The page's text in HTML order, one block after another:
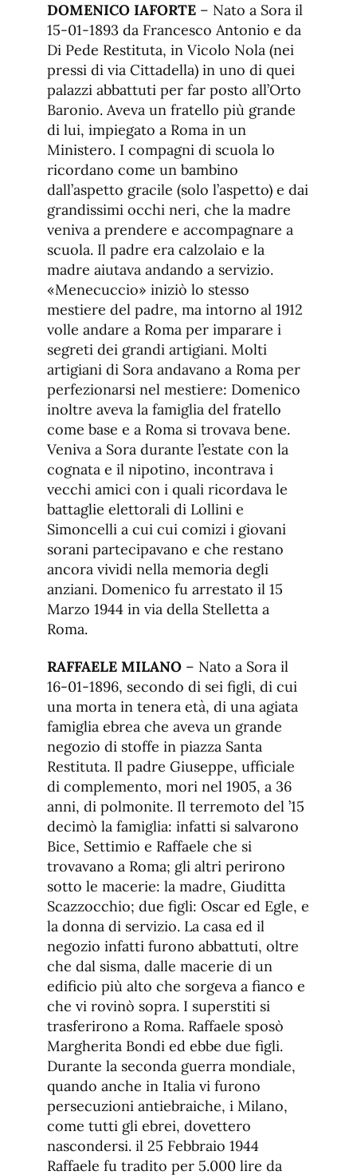
DOMENICO IAFORTE – Nato a Sora il
15-01-1893 da Francesco Antonio e da
Di Pede Restituta, in Vicolo Nola (nei
pressi di via Cittadella) in uno di quei
palazzi abbattuti per far posto all’Orto
Baronio. Aveva un fratello più grande
di lui, impiegato a Roma in un
Ministero. I compagni di scuola lo
ricordano come un bambino
dall’aspetto gracile (solo l’aspetto) e dai
grandissimi occhi neri, che la madre
veniva a prendere e accompagnare a
scuola. Il padre era calzolaio e la
madre aiutava andando a servizio.
«Menecuccio» iniziò lo stesso
mestiere del padre, ma intorno al 1912
volle andare a Roma per imparare i
segreti dei grandi artigiani. Molti
artigiani di Sora andavano a Roma per
perfezionarsi nel mestiere: Domenico
inoltre aveva la famiglia del fratello
come base e a Roma si trovava bene.
Veniva a Sora durante l’estate con la
cognata e il nipotino, incontrava i
vecchi amici con i quali ricordava le
battaglie elettorali di Lollini e
Simoncelli a cui cui comizi i giovani
sorani partecipavano e che restano
ancora vividi nella memoria degli
anziani. Domenico fu arrestato il 15
Marzo 1944 in via della Stelletta a
Roma.
RAFFAELE MILANO – Nato a Sora il
16-01-1896, secondo di sei figli, di cui
una morta in tenera età, di una agiata
famiglia ebrea che aveva un grande
negozio di stoffe in piazza Santa
Restituta. Il padre Giuseppe, ufficiale
di complemento, mori nel 1905, a 36
anni, di polmonite. Il terremoto del ’15
decimò la famiglia: infatti si salvarono
Bice, Settimio e Raffaele che si
trovavano a Roma; gli altri perirono
sotto le macerie: la madre, Giuditta
Scazzocchio; due figli: Oscar ed Egle, e
la donna di servizio. La casa ed il
negozio infatti furono abbattuti, oltre
che dal sisma, dalle macerie di un
edificio più alto che sorgeva a fianco e
che vi rovinò sopra. I superstiti si
trasferirono a Roma. Raffaele sposò
Margherita Bondi ed ebbe due figli.
Durante la seconda guerra mondiale,
quando anche in Italia vi furono
persecuzioni antiebraiche, i Milano,
come tutti gli ebrei, dovettero
nascondersi. il 25 Febbraio 1944
Raffaele fu tradito per 5.000 lire da